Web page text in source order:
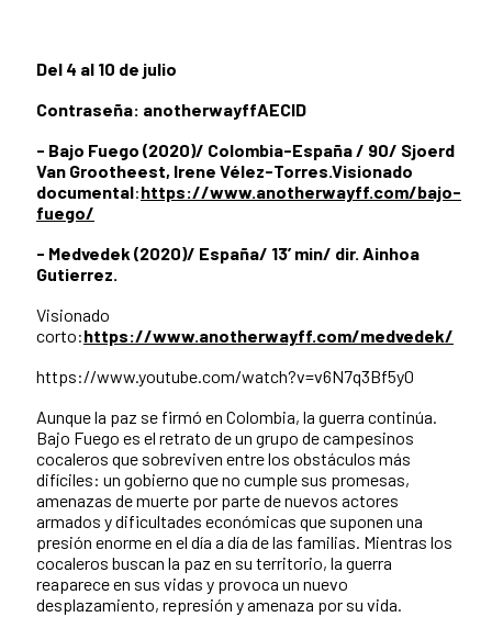
Del 4 al 10 de julio
Contraseña: anotherwayffAECID
- Bajo Fuego (2020)/ Colombia-España / 90/ Sjoerd
Van Grootheest, Irene Vélez-Torres.Visionado
documental:https://www.anotherwayff.com/bajo-
fuego/
- Medvedek (2020)/ España/ 13’ min/ dir. Ainhoa
Gutierrez.
Visionado
corto:https://www.anotherwayff.com/medvedek/
https://www.youtube.com/watch?v=v6N7q3Bf5y0
Aunque la paz se firmó en Colombia, la guerra continúa.
Bajo Fuego es el retrato de un grupo de campesinos
cocaleros que sobreviven entre los obstáculos más
difíciles: un gobierno que no cumple sus promesas,
amenazas de muerte por parte de nuevos actores
armados y dificultades económicas que suponen una
presión enorme en el día a día de las familias. Mientras los
cocaleros buscan la paz en su territorio, la guerra
reaparece en sus vidas y provoca un nuevo
desplazamiento, represión y amenaza por su vida.